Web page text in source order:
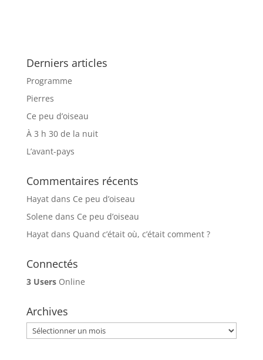
Derniers articles
Programme
Pierres
Ce peu d’oiseau
À 3 h 30 de la nuit
L’avant-pays
Commentaires récents
Hayatdans Ce peu d’oiseau
Solene dans Ce peu d’oiseau
Hayatdans Quand c’était où, c’était comment ?
Connectés
3 UsersOnline
Archives
Archives